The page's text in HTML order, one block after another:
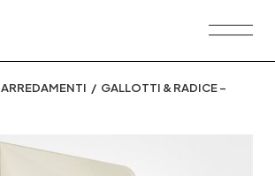
ARREDAMENTI
GALLOTTI & RADICE –